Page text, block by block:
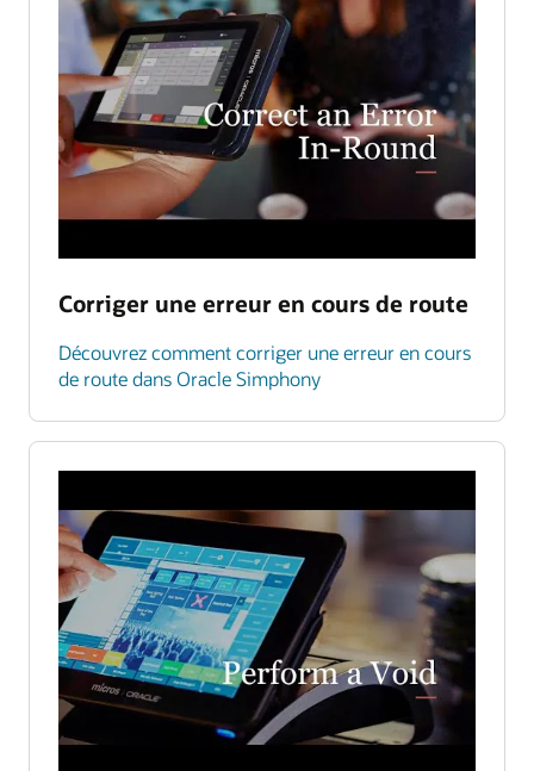
Corriger une erreur en cours de route
Découvrez comment corriger une erreur en cours
de route dans Oracle Simphony